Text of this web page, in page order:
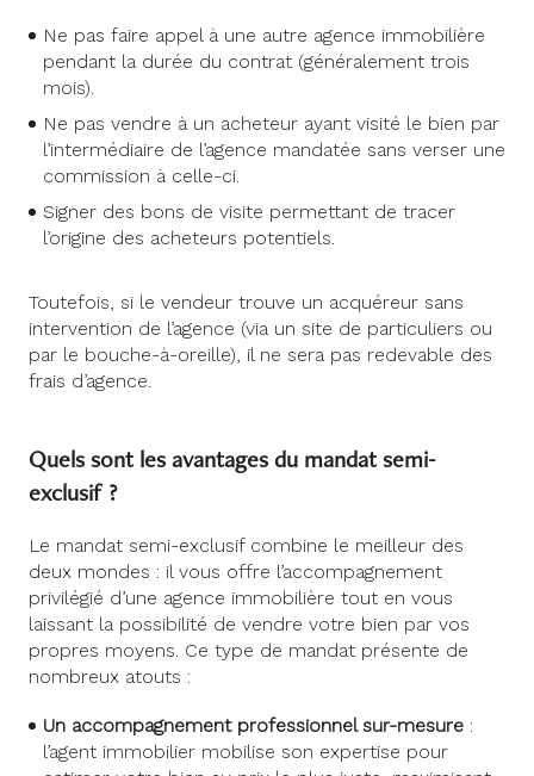
Ne pas faire appel à une autre agence immobilière
pendant la durée du contrat (généralement trois
mois).
Ne pas vendre à un acheteur ayant visité le bien par
l’intermédiaire de l’agence mandatée sans verser une
commission à celle-ci.
Signer des bons de visite permettant de tracer
l’origine des acheteurs potentiels.
Toutefois, si le vendeur trouve un acquéreur sans
intervention de l’agence (via un site de particuliers ou
par le bouche-à-oreille), il ne sera pas redevable des
frais d’agence.
Quels sont les avantages du mandat semi-
exclusif ?
Le mandat semi-exclusif combine le meilleur des
deux mondes : il vous offre l’accompagnement
privilégié d’une agence immobilière tout en vous
laissant la possibilité de vendre votre bien par vos
propres moyens. Ce type de mandat présente de
nombreux atouts :
Un accompagnement professionnel sur-mesure :
l’agent immobilier mobilise son expertise pour